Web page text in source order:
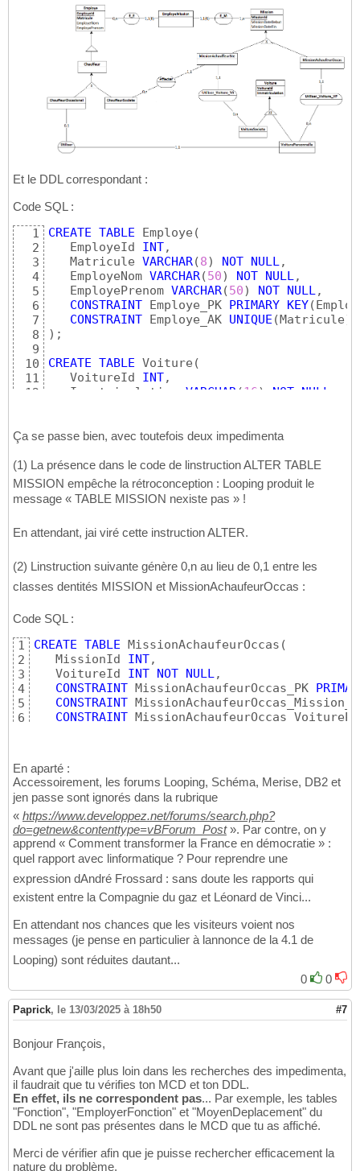
Et le DDL correspondant :
Code SQL :
1
2
3
4
5
6
7
8
9
10
11
12
15
17
18
19
22
24
25
26
28
29
30
31
32
33
34
35
38
39
40
41
42
43
44
46
47
49
50
51
53
54
55
57
59
60
61
62
63
65
CREATE TABLE Employe (
   EmployeId
INT,
   Matricule
VARCHAR(8) NOT NULL,
   EmployeNom
VARCHAR(50) NOT NULL,
   EmployePrenom
VARCHAR(50) NOT NULL,
CONSTRAINT Employe_PK PRIMARY KEY(
CONSTRAINT Employe_AK UNIQUE (Matricule)
) ;
CREATE TABLE Voiture (
   VoitureId
INT,
   Immatriculation
VARCHAR (16) NOT NULL
);
CREATE TABLE Chauffeur(
   EmployeId
INT,
CONSTRAINT Chauffeur_PK PRIMARY
CONSTRAINT Chauffeur_Employe_FK
   EmployeId
INT,
CONSTRAINT ChauffeurOccasionnel_PK
CONSTRAINT
CREATE TABLE ChauffeurSociete
   EmployeId
INT,
CONSTRAINT ChauffeurSociete_PK
CONSTRAINT
;
CREATE
TABLE VoitureSociete(
);
CREATE TABLE TypeMission(
   TypeMissionId
INT,
   TypeMissionDesignation
VARCHAR(50) NOT
CONSTRAINT TypeMission_PK PRIMARY
) ;
CREATE TABLE Fonction (
   FonctionDesignation
VARCHAR( 50)
CONSTRAINT Fonction_PK PRIMARY KEY
);
   MoyenDeplacementId
INT,
   MoyenDeplacementDesignation
50)
) ;
CREATE TABLE Mission(
   MissionId
INT,
   MissionCode
VARCHAR( 8) NOT NULL,
   MissionDateDebut
DATE NOT NULL,
   MissionDateFin
DATE NOT NULL,
   MissionDesignation
VARCHAR (50 NULL
   MoyenDeplacementId
INT NOT NULL,
Ça se passe bien, avec toutefois deux impedimenta
(1) La présence dans le code de linstruction ALTER TABLE
MISSION empêche la rétroconception : Looping produit le
message « TABLE MISSION nexiste pas » !
En attendant, jai viré cette instruction ALTER.
(2) Linstruction suivante génère 0,n au lieu de 0,1 entre les
classes dentités MISSION et MissionAchaufeurOccas :
Code SQL :
1
2
3
4
5
6
CREATE TABLE MissionAchaufeurOccas (
   MissionId
INT,
   VoitureId
INT NOT NULL,
CONSTRAINT MissionAchaufeurOccas_PK
CONSTRAINT
CONSTRAINT
En aparté :
Accessoirement, les forums Looping, Schéma, Merise, DB2 et
jen passe sont ignorés dans la rubrique
« https://www.developpez.net/forums/search.php?
do=getnew&contenttype=vBForum_Post». Par contre, on y
apprend « Comment transformer la France en démocratie » :
quel rapport avec linformatique ? Pour reprendre une
expression dAndré Frossard : sans doute les rapports qui
existent entre la Compagnie du gaz et Léonard de Vinci...
En attendant nos chances que les visiteurs voient nos
messages (je pense en particulier à lannonce de la 4.1 de
Looping) sont réduites dautant...
0
0
Paprick, le 13/03/2025 à 18h50 #7
Bonjour François,
Avant que j'aille plus loin dans les recherches des impedimenta,
il faudrait que tu vérifies ton MCD et ton DDL.
En effet, ils ne correspondent pas... Par exemple, les tables
"Fonction", "EmployerFonction" et "MoyenDeplacement" du
DDL ne sont pas présentes dans le MCD que tu as affiché.
Merci de vérifier afin que je puisse rechercher efficacement la
nature du problème.